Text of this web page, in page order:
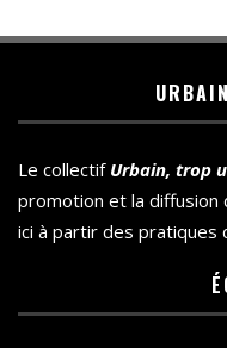
Le collectif Urbain, trop
promotion et la diffusion
ici à partir des pratiques